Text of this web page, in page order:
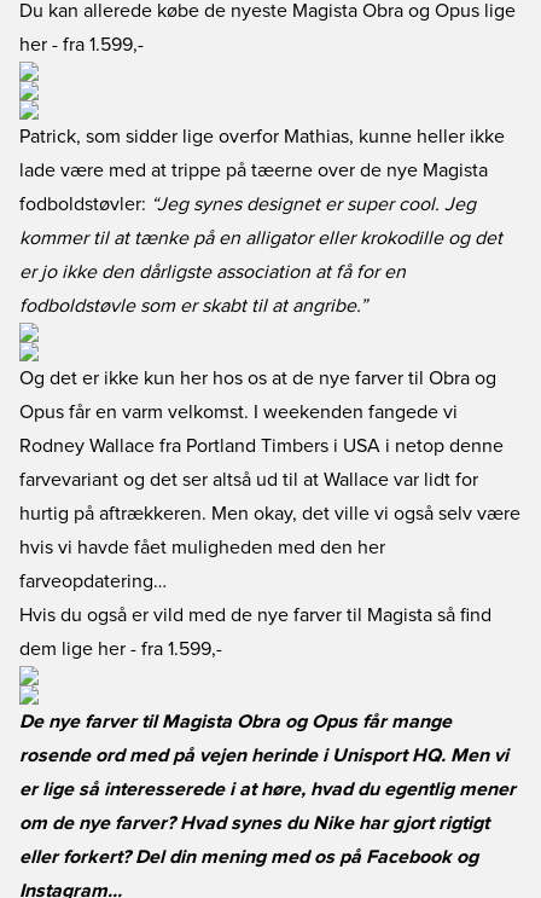
Du kan allerede købe de nyeste Magista Obra og Opus lige
her - fra 1.599,-
Patrick, som sidder lige overfor Mathias, kunne heller ikke
lade være med at trippe på tæerne over de nye Magista
fodboldstøvler: “Jeg synes designet er super cool. Jeg
kommer til at tænke på en alligator eller krokodille og det
er jo ikke den dårligste association at få for en
fodboldstøvle som er skabt til at angribe.”
Og det er ikke kun her hos os at de nye farver til Obra og
Opus får en varm velkomst. I weekenden fangede vi
Rodney Wallace fra Portland Timbers i USA i netop denne
farvevariant og det ser altså ud til at Wallace var lidt for
hurtig på aftrækkeren. Men okay, det ville vi også selv være
hvis vi havde fået muligheden med den her
farveopdatering…
Hvis du også er vild med de nye farver til Magista så find
dem lige her - fra 1.599,-
De nye farver til Magista Obra og Opus får mange
rosende ord med på vejen herinde i Unisport HQ. Men vi
er lige så interesserede i at høre, hvad du egentlig mener
om de nye farver? Hvad synes du Nike har gjort rigtigt
eller forkert? Del din mening med os på Facebook og
Instagram...